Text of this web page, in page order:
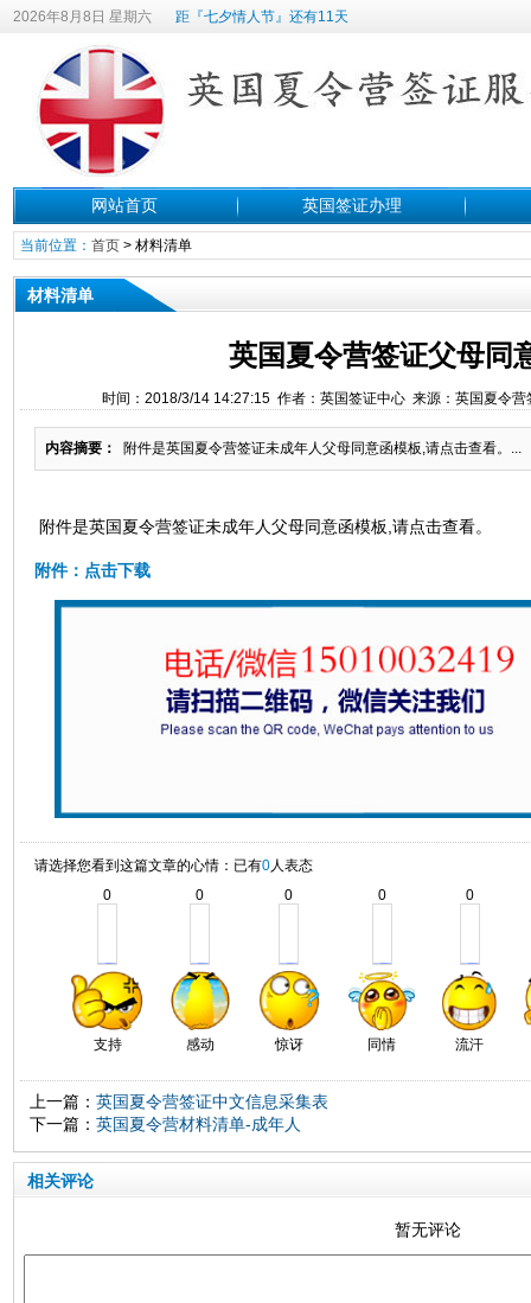
2026年8月8日 星期六 距『七夕情人节』还有11天
网站首页 英国签证办理
当前位置： 首页> 材料清单
材料清单
英国夏令营签证父母同
时间：2018/3/14 14:27:15 作者：英国签证中心 来源：英国夏令
内容摘要： 附件是英国夏令营签证未成年人父母同意函模板,请点击查看。...
附件是英国夏令营签证未成年人父母同意函模板,请点击查看。
附件：点击下载
请选择您看到这篇文章的心情：已有0人表态
0
支持
0
感动
0
惊讶
0
同情
0
流汗
上一篇： 英国夏令营签证中文信息采集表
下一篇： 英国夏令营材料清单-成年人
相关评论
暂无评论